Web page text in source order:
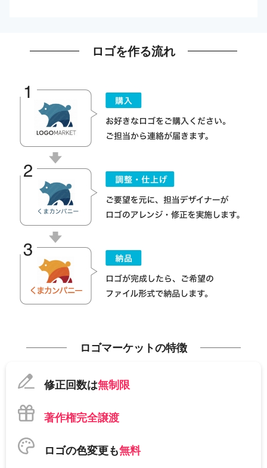
ロゴを作る流れ
ロゴマーケットの特徴
修正回数は無制限
著作権完全譲渡
ロゴの色変更も無料